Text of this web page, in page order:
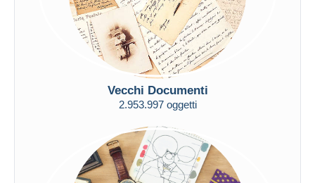
Vecchi Documenti
2.953.997 oggetti